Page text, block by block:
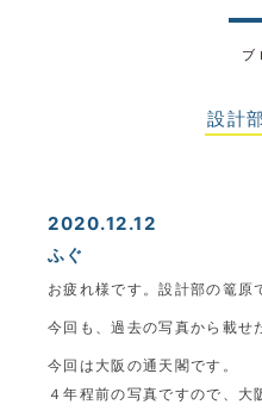
ブ
設計
2020.12.12
ふぐ
お疲れ様です。設計部の篭原
今回も、過去の写真から載せ
今回は大阪の通天閣です。
４年程前の写真ですので、大